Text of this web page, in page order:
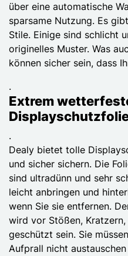
über eine automatische
sparsame Nutzung. Es
Stile. Einige sind schlicht
originelles Muster. Was
können sicher sein, dass
.
Extrem
.
Dealy bietet tolle
und sicher sichern. Die
sind ultradünn und sehr
leicht anbringen und
wenn Sie sie entfernen.
wird vor Stößen,
geschützt sein. Sie
Aufprall nicht